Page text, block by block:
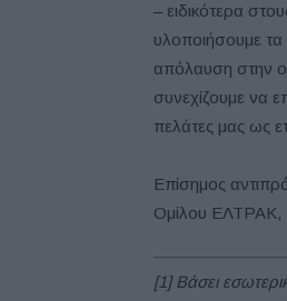
– ειδικότερα
υλοποιήσουμε τα
απόλαυση στην
συνεχίζουμε να
πελάτες μας ως
Επίσημος
Ομίλου ΕΛΤΡΑΚ,
[1] Βάσει